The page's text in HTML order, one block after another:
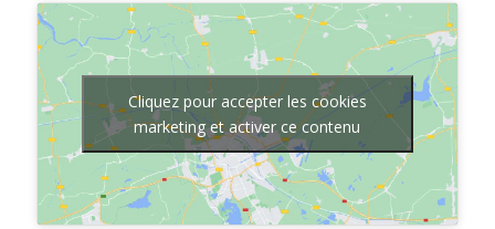
Cliquez pour accepter les cookies
marketing et activer ce contenu